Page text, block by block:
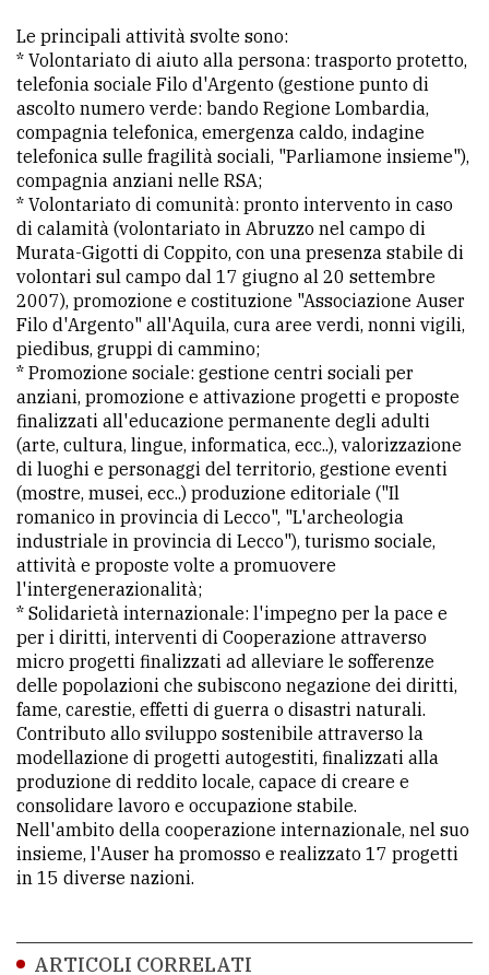
Le principali attività svolte sono:
* Volontariato di aiuto alla persona: trasporto protetto,
telefonia sociale Filo d'Argento (gestione punto di
ascolto numero verde: bando Regione Lombardia,
compagnia telefonica, emergenza caldo, indagine
telefonica sulle fragilità sociali, "Parliamone insieme"),
compagnia anziani nelle RSA;
* Volontariato di comunità: pronto intervento in caso
di calamità (volontariato in Abruzzo nel campo di
Murata-Gigotti di Coppito, con una presenza stabile di
volontari sul campo dal 17 giugno al 20 settembre
2007), promozione e costituzione "Associazione Auser
Filo d'Argento" all'Aquila, cura aree verdi, nonni vigili,
piedibus, gruppi di cammino;
* Promozione sociale: gestione centri sociali per
anziani, promozione e attivazione progetti e proposte
finalizzati all'educazione permanente degli adulti
(arte, cultura, lingue, informatica, ecc..), valorizzazione
di luoghi e personaggi del territorio, gestione eventi
(mostre, musei, ecc..) produzione editoriale ("Il
romanico in provincia di Lecco", "L'archeologia
industriale in provincia di Lecco"), turismo sociale,
attività e proposte volte a promuovere
l'intergenerazionalità;
* Solidarietà internazionale: l'impegno per la pace e
per i diritti, interventi di Cooperazione attraverso
micro progetti finalizzati ad alleviare le sofferenze
delle popolazioni che subiscono negazione dei diritti,
fame, carestie, effetti di guerra o disastri naturali.
Contributo allo sviluppo sostenibile attraverso la
modellazione di progetti autogestiti, finalizzati alla
produzione di reddito locale, capace di creare e
consolidare lavoro e occupazione stabile.
Nell'ambito della cooperazione internazionale, nel suo
insieme, l'Auser ha promosso e realizzato 17 progetti
in 15 diverse nazioni.
ARTICOLI CORRELATI